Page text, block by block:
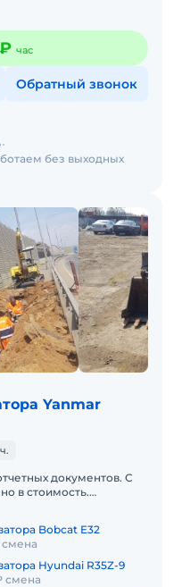
час
Обратный звонок
без выходных
Yanmar
документов. С
в стоимость.
Bobcat E32
смена
Hyundai R35Z-9
смена